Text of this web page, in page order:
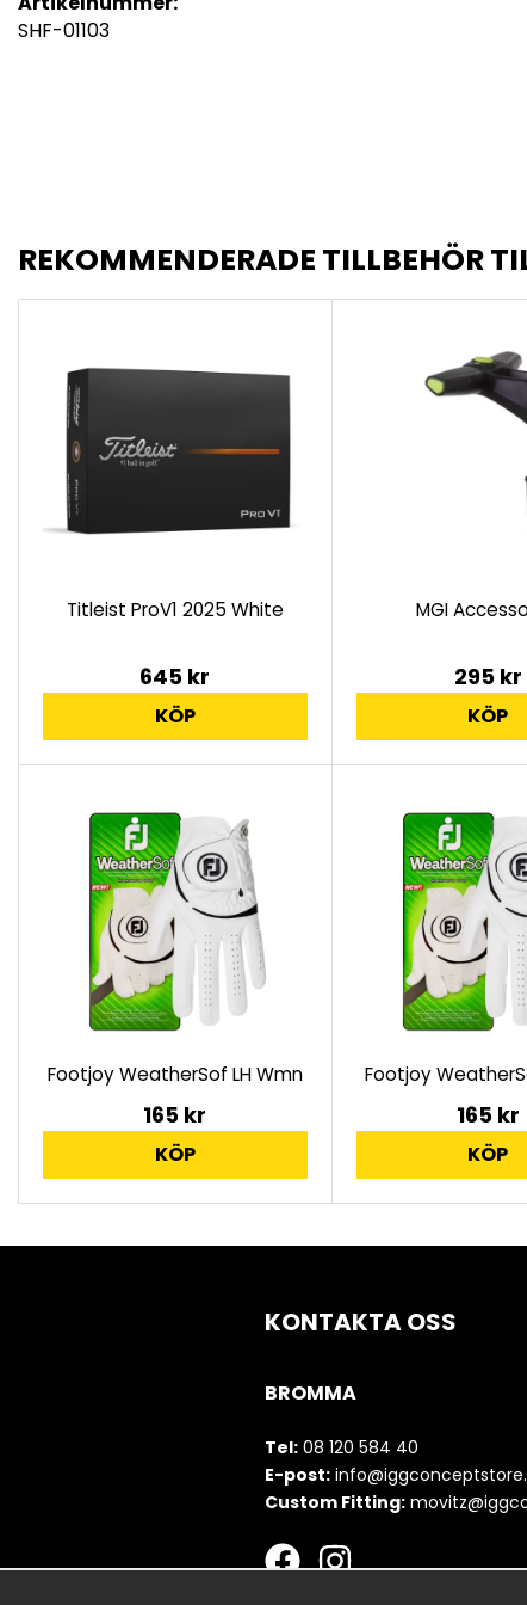
SHF-01103
REKOMMENDERADE TILLBEHÖR
Titleist ProV1 2025 White
645 kr
KÖP
MGI
295 kr
KÖP
Footjoy WeatherSof LH Wmn
165 kr
KÖP
Footjoy
165 kr
KÖP
KONTAKTA OSS
BROMMA
Tel: 08 120 584 40
E-post:
Custom Fitting: